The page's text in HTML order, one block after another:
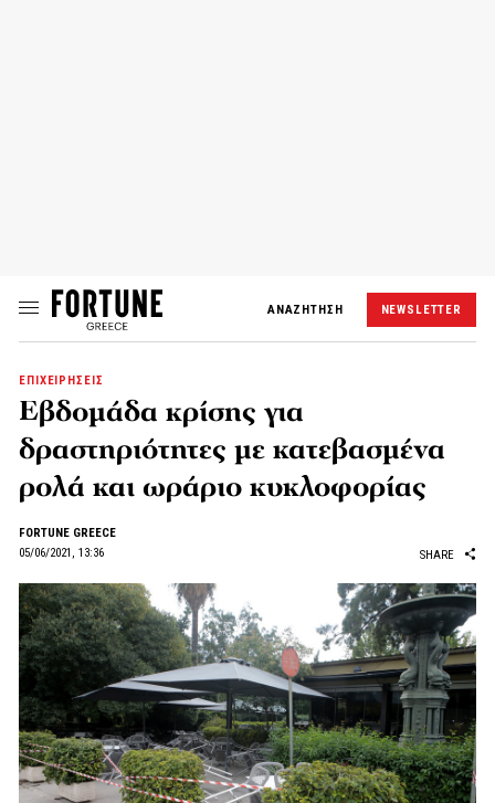
ΑΝΑΖΗΤΗΣΗ NEWSLETTER
ΕΠΙΧΕΙΡΗΣΕΙΣ
Εβδομάδα κρίσης για
δραστηριότητες με κατεβασμένα
ρολά και ωράριο κυκλοφορίας
FORTUNE GREECE
05/06/2021, 13:36
SHARE